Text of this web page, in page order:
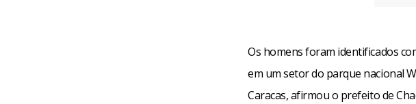
Os homens foram identificados
em um setor do parque nacional
Caracas, afirmou o prefeito de